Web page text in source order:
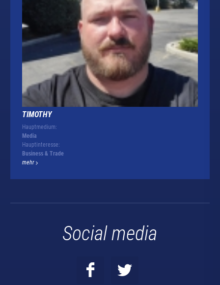
TIMOTHY
Hauptmedium:
Media
Hauptinteresse:
Business & Trade
mehr
Social media